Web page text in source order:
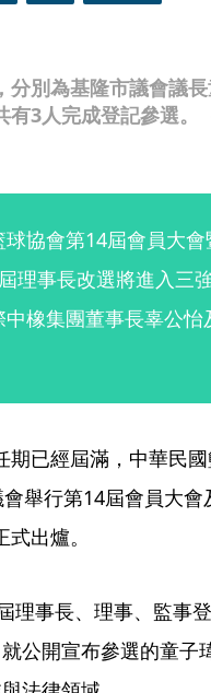
別為基隆市議會議
3人完成登記參選。
協會第14屆會員大
理事長改選將進入三
橡集團董事長辜公怡
已經屆滿，中華民
舉行第14屆會員大
出爐。
理事長、理事、監事
公開宣布參選的童子